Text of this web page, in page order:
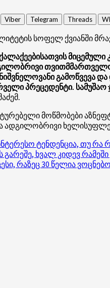
Viber Telegram Threads
სოფელ ქვიანში
გამოწვევა
პრეცედენტი.
მოწმობები
ტენდენცია, თუ
გარეშე, ხვალ კიდევ
რაზეც 30 წელია